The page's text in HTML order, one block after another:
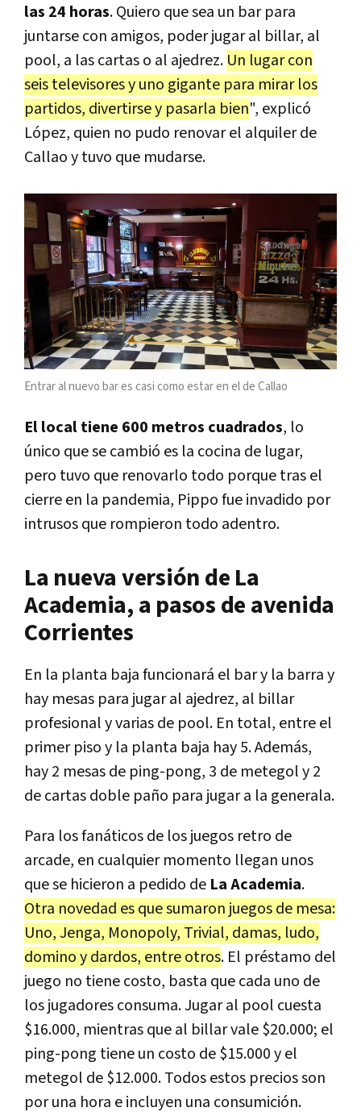
las 24 horas. Quiero que sea un bar para
juntarse con amigos, poder jugar al billar, al
pool, a las cartas o al ajedrez. Un lugar con
seis televisores y uno gigante para mirar los
partidos, divertirse y pasarla bien", explicó
López, quien no pudo renovar el alquiler de
Callao y tuvo que mudarse.
Entrar al nuevo bar es casi como estar en el de Callao
El local tiene 600 metros cuadrados, lo
único que se cambió es la cocina de lugar,
pero tuvo que renovarlo todo porque tras el
cierre en la pandemia, Pippo fue invadido por
intrusos que rompieron todo adentro.
La nueva versión de La
Academia, a pasos de avenida
Corrientes
En la planta baja funcionará el bar y la barra y
hay mesas para jugar al ajedrez, al billar
profesional y varias de pool. En total, entre el
primer piso y la planta baja hay 5. Además,
hay 2 mesas de ping-pong, 3 de metegol y 2
de cartas doble paño para jugar a la generala.
Para los fanáticos de los juegos retro de
arcade, en cualquier momento llegan unos
que se hicieron a pedido de La Academia.
Otra novedad es que sumaron juegos de mesa:
Uno, Jenga, Monopoly, Trivial, damas, ludo,
domino y dardos, entre otros. El préstamo del
juego no tiene costo, basta que cada uno de
los jugadores consuma. Jugar al pool cuesta
$16.000, mientras que al billar vale $20.000; el
ping-pong tiene un costo de $15.000 y el
metegol de $12.000. Todos estos precios son
por una hora e incluyen una consumición.